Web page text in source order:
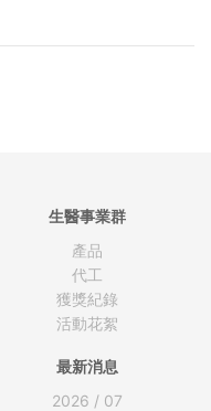
生醫事業群
產品
代工
獲獎紀錄
活動花絮
最新消息
2026 / 07